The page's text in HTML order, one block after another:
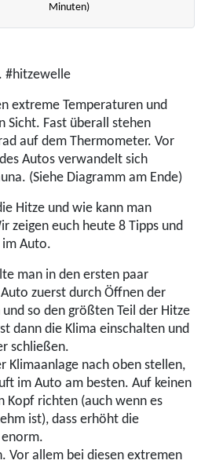
Minuten)
#hitzewelle
extreme Temperaturen und
Sicht. Fast überall stehen
auf dem Thermometer. Vor
Autos verwandelt sich
(Siehe Diagramm am Ende)
Hitze und wie kann man
zeigen euch heute 8 Tipps und
im Auto.
man in den ersten paar
zuerst durch Öffnen der
so den größten Teil der Hitze
dann die Klima einschalten und
schließen.
Klimaanlage nach oben stellen,
im Auto am besten. Auf keinen
Kopf richten (auch wenn es
ist), dass erhöht die
Vor allem bei diesen extremen